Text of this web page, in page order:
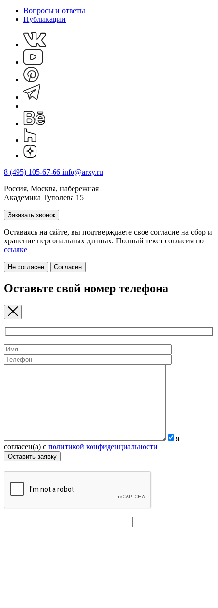
Вопросы и ответы
Публикации
8 (495) 105-67-66 info@arxy.ru
Россия, Москва, набережная
Академика Туполева 15
Заказать звонок
Оставаясь на сайте, вы подтверждаете свое согласие на cбор и
хранение персональных данных. Полный текст согласия по
ссылке
Не согласен Согласен
Оставьте свой номер телефона
я
согласен(а) с политикой конфиденциальности